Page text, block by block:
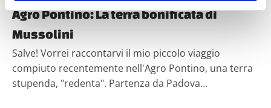
geografica, con un'approssimazione di qualche
Identificare il tuo dispositivo, scansionandolo
attivamente alla ricerca di caratteristiche specifiche
(impronte digitali).
Approfondisci come vengono elaborati i tuoi dati personali
Agro Pontino: La terra bonificata di
Mussolini
Salve! Vorrei raccontarvi il mio piccolo viaggio
compiuto recentemente nell'Agro Pontino, una terra
stupenda, "redenta". Partenza da Padova...